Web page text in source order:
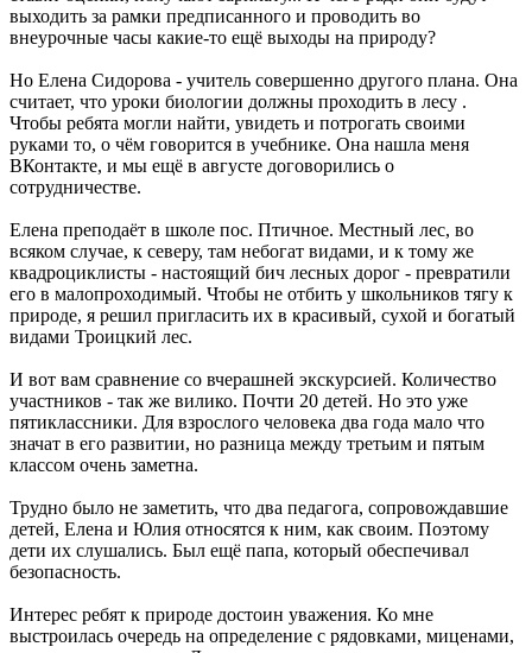
выходить за рамки предписанного и проводить во
внеурочные часы какие-то ещё выходы на природу?
Но Елена Сидорова - учитель совершенно другого плана. Она
считает, что уроки биологии должны проходить в лесу .
Чтобы ребята могли найти, увидеть и потрогать своими
руками то, о чём говорится в учебнике. Она нашла меня
ВКонтакте, и мы ещё в августе договорились о
сотрудничестве.
Елена преподаёт в школе пос. Птичное. Местный лес, во
всяком случае, к северу, там небогат видами, и к тому же
квадроциклисты - настоящий бич лесных дорог - превратили
его в малопроходимый. Чтобы не отбить у школьников тягу к
природе, я решил пригласить их в красивый, сухой и богатый
видами Троицкий лес.
И вот вам сравнение со вчерашней экскурсией. Количество
участников - так же вилико. Почти 20 детей. Но это уже
пятиклассники. Для взрослого человека два года мало что
значат в его развитии, но разница между третьим и пятым
классом очень заметна.
Трудно было не заметить, что два педагога, сопровождавшие
детей, Елена и Юлия относятся к ним, как своим. Поэтому
дети их слушались. Был ещё папа, который обеспечивал
безопасность.
Интерес ребят к природе достоин уважения. Ко мне
выстроилась очередь на определение с рядовками, миценами,